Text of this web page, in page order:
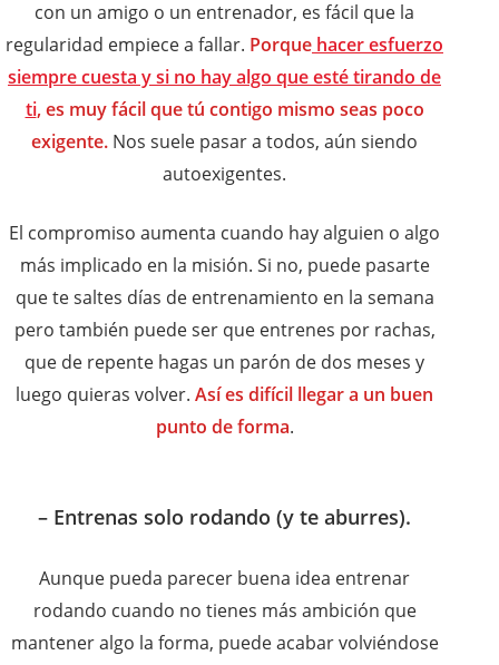
con un amigo o un entrenador, es fácil que la
regularidad empiece a fallar. Porque hacer esfuerzo
siempre cuesta y si no hay algo que esté tirando de
ti, es muy fácil que tú contigo mismo seas poco
exigente. Nos suele pasar a todos, aún siendo
autoexigentes.
El compromiso aumenta cuando hay alguien o algo
más implicado en la misión. Si no, puede pasarte
que te saltes días de entrenamiento en la semana
pero también puede ser que entrenes por rachas,
que de repente hagas un parón de dos meses y
luego quieras volver. Así es difícil llegar a un buen
punto de forma.
– Entrenas solo rodando (y te aburres).
Aunque pueda parecer buena idea entrenar
rodando cuando no tienes más ambición que
mantener algo la forma, puede acabar volviéndose